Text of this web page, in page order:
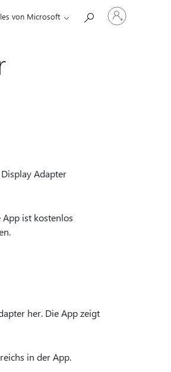
von Microsoft
Bei
Ihrem
Konto
Adapter
ist kostenlos
her. Die App zeigt
in der App.